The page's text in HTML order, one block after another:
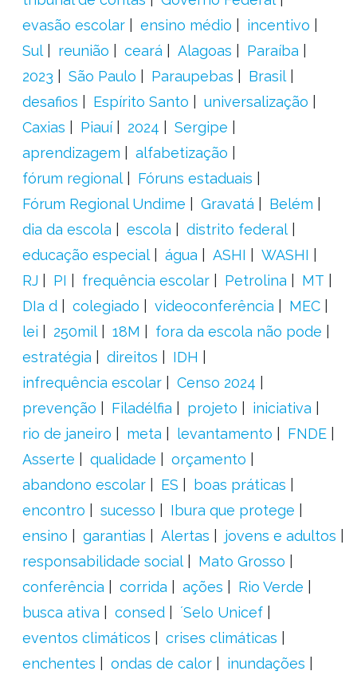
evasão escolar
ensino médio
incentivo
Sul
reunião ceará Alagoas
Paraíba
2023
São Paulo Paraupebas
Brasil
desafios
Espírito Santo
universalização
Caxias
Piauí 2024
Sergipe
aprendizagem
alfabetização
fórum regional
Fóruns estaduais
Fórum Regional Undime
Gravatá
Belém
dia da escola
escola
distrito federal
educação especial
água ASHI
WASHI
RJ
PI frequência escolar Petrolina
MT
DIa d
colegiado videoconferência
MEC
lei
250mil 18M
fora da escola não pode
estratégia
direitos
IDH
infrequência escolar
Censo 2024
prevenção
Filadélfia projeto
iniciativa
rio de janeiro
meta levantamento
FNDE
Asserte
qualidade
orçamento
abandono escolar
ES
boas práticas
encontro
sucesso
Ibura que protege
ensino
garantias Alertas
jovens e adultos
responsabilidade social
Mato Grosso
conferência
corrida ações
Rio Verde
busca ativa
consed
´Selo Unicef
eventos climáticos
crises climáticas
enchentes
ondas de calor
inundações